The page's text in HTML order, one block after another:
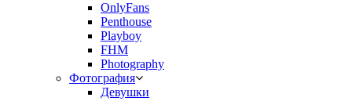
OnlyFans
Penthouse
Playboy
FHM
Photography
Фотография
Девушки